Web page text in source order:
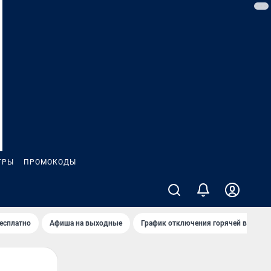
ПРОМОКОДЫ
Афиша на выходные График отключения горячей воды в